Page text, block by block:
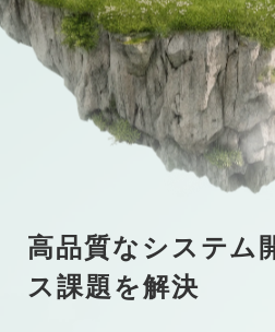
高品質なシステム
ス課題を解決